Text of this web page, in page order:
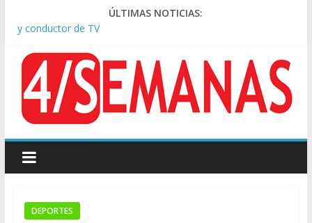
ÚLTIMAS NOTICIAS:
Pesar por la muerte de Leandro Rud, histórico representante
y conductor de TV
apuntó: “Vino un poco endiablada”
Causa AFA: el juez Amarante calificó de “ficción judicial” el
traslado del expediente a Campana
A pocas cuadras de La Bombonera chocaron un tren y un
colectivo: siete heridos
sindicatos y organizaciones sociales
DEPORTES